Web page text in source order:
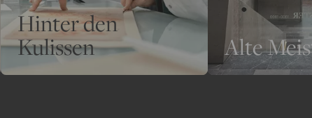
Hinter den
Kulissen
Alte